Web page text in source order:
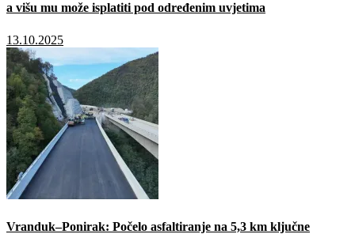
a višu mu može isplatiti pod određenim uvjetima
13.10.2025
Vranduk–Ponirak: Počelo asfaltiranje na 5,3 km ključne